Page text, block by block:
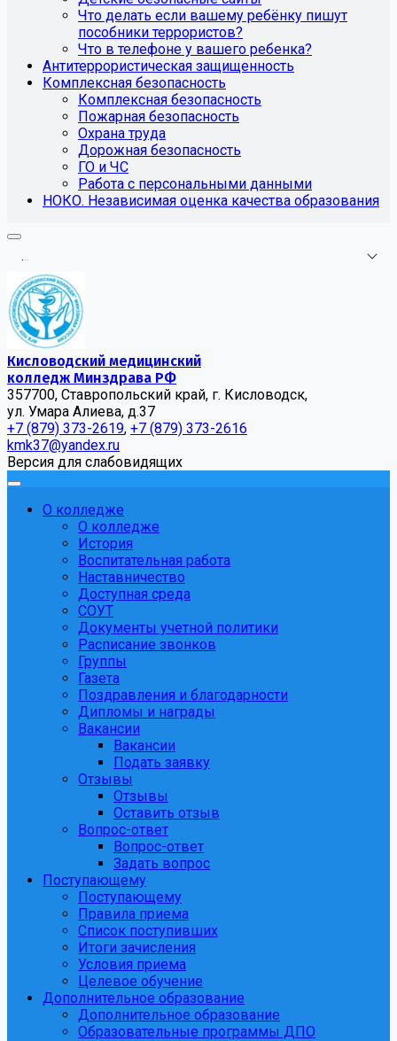
Что делать если вашему ребёнку пишут
пособники террористов?
Что в телефоне у вашего ребенка?
Антитеррористическая защищенность
Комплексная безопасность
Комплексная безопасность
Пожарная безопасность
Охрана труда
Дорожная безопасность
ГО и ЧС
Работа с персональными данными
НОКО. Независимая оценка качества образования
...
Кисловодский медицинский
колледж Минздрава РФ
357700, Ставропольский край, г. Кисловодск,
ул. Умара Алиева, д.37
+7 (879) 373-2619, +7 (879) 373-2616
kmk37@yandex.ru
Версия для слабовидящих
О колледже
О колледже
История
Воспитательная работа
Наставничество
Доступная среда
СОУТ
Документы учетной политики
Расписание звонков
Группы
Газета
Поздравления и благодарности
Дипломы и награды
Вакансии
Вакансии
Подать заявку
Отзывы
Отзывы
Оставить отзыв
Вопрос-ответ
Вопрос-ответ
Задать вопрос
Поступающему
Поступающему
Правила приема
Список поступивших
Итоги зачисления
Условия приема
Целевое обучение
Дополнительное образование
Дополнительное образование
Образовательные программы ДПО